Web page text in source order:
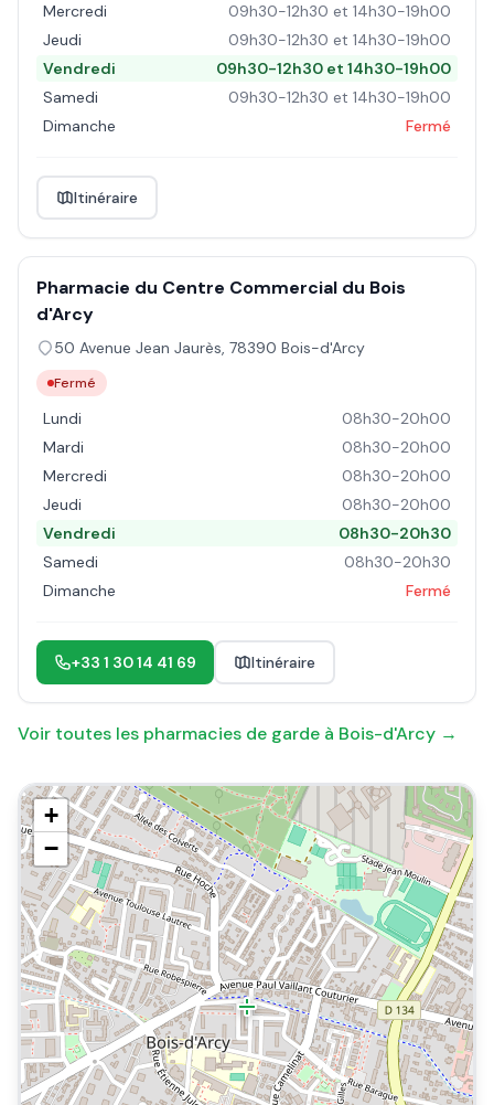
Mercredi
09h30-12h30 et 14h30-19h00
Jeudi
09h30-12h30 et 14h30-19h00
Vendredi
09h30-12h30 et 14h30-19h00
Samedi
09h30-12h30 et 14h30-19h00
Dimanche
Fermé
Itinéraire
Pharmacie du Centre Commercial du Bois
d'Arcy
50 Avenue Jean Jaurès, 78390 Bois-d'Arcy
Fermé
Lundi
08h30-20h00
Mardi
08h30-20h00
Mercredi
08h30-20h00
Jeudi
08h30-20h00
Vendredi
08h30-20h30
Samedi
08h30-20h30
Dimanche
Fermé
+33 1 30 14 41 69 Itinéraire
Voir toutes les pharmacies de garde à Bois-d'Arcy →
+
−